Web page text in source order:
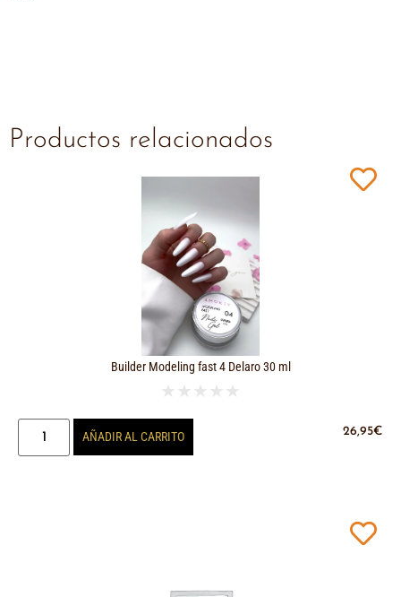
Productos relacionados
Builder Modeling fast 4 Delaro 30 ml
★ ★ ★ ★ ★
26,95€
AÑADIR AL CARRITO